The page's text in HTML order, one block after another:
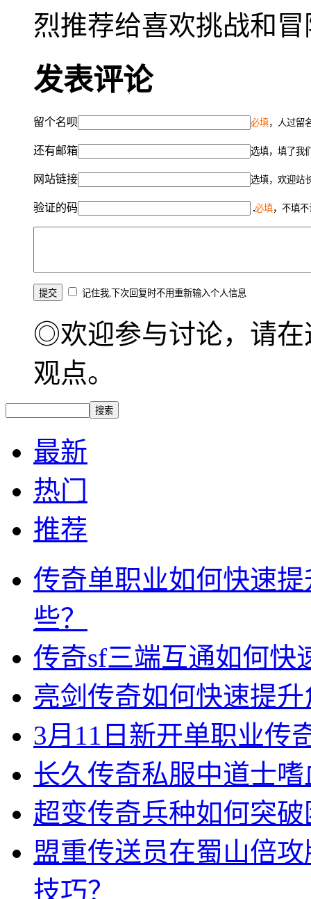
烈推荐给喜欢挑战和
发表评论
留个名呗 必填，人过留
还有邮箱 选填，填了我
网站链接 选填，欢迎站
验证的码 必填，不填
记住我,下次回复时不用重新输入个人信息
◎欢迎参与讨论，请在
观点。
最新
热门
推荐
传奇单职业如何快速
些？
传奇sf三端互通如何快
亮剑传奇如何快速提
3月11日新开单职业传
长久传奇私服中道士
超变传奇兵种如何突
盟重传送员在蜀山倍
技巧？